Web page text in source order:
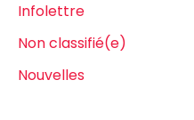
Infolettre
Non classifié(e)
Nouvelles